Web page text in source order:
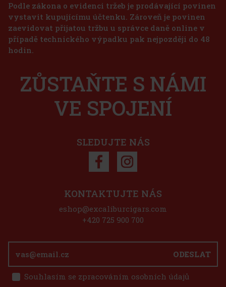
SKLADEM(1 ks)
60Kč bez DPH
Krabička na cigarety "Pop up" různé barvy, 20
SKLADEM(> 5 ks)
Joya de Nicaragua Cinco de Cinco Sampler - 4 ks
SKLADEM(2 ks)
Podle zákona o evidenci tržeb je prodávající povinen
vystavit kupujícímu účtenku. Zároveň je povinen
zaevidovat přijatou tržbu u správce daně online v
případě technického výpadku pak nejpozději do 48
hodin.
ZŮSTAŇTE S NÁMI
VE SPOJENÍ
SLEDUJTE NÁS
ODESLAT
Souhlasím se zpracováním osobních údajů
KONTAKTUJTE NÁS
eshop@excaliburcigars.com
+420 725 900 700